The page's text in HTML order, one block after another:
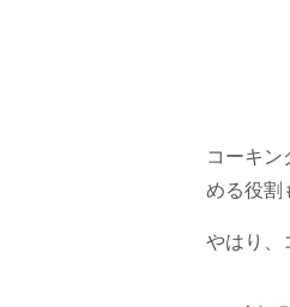
コーキン
める役割
やはり、